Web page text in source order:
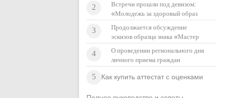
народов Севера
2
Встречи прошли под девизом:
«Молодежь за здоровый образ
ценности».
3
Продолжается обсуждение
эскизов образца знака «Мастер
4
О проведении регионального дня
личного приема граждан
5 Как купить аттестат с оценками